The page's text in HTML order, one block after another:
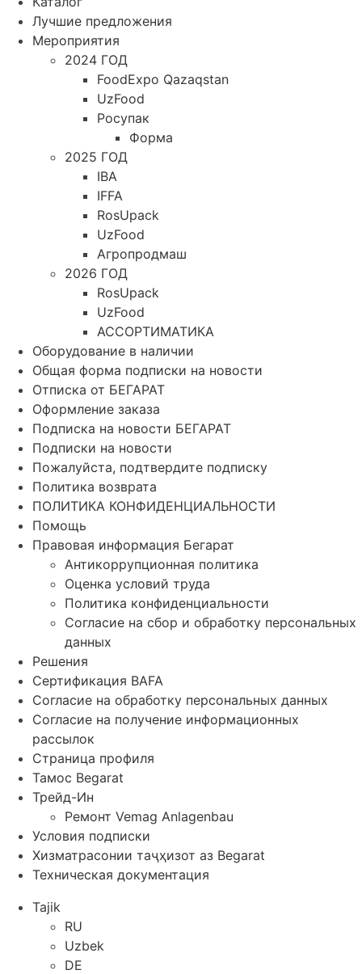
Лучшие предложения
Мероприятия
2024 ГОД
FoodExpo Qazaqstan
UzFood
Росупак
Форма
2025 ГОД
IBA
IFFA
RosUpack
UzFood
Агропродмаш
2026 ГОД
RosUpack
UzFood
АССОРТИМАТИКА
Оборудование в наличии
Общая форма подписки на новости
Отписка от БЕГАРАТ
Оформление заказа
Подписка на новости БЕГАРАТ
Подписки на новости
Пожалуйста, подтвердите подписку
Политика возврата
ПОЛИТИКА КОНФИДЕНЦИАЛЬНОСТИ
Помощь
Правовая информация Бегарат
Антикоррупционная политика
Оценка условий труда
Политика конфиденциальности
Согласие на сбор и обработку персональных
данных
Решения
Сертификация BAFA
Согласие на обработку персональных данных
Согласие на получение информационных
рассылок
Страница профиля
Тамос Begarat
Трейд-Ин
Ремонт Vemag Anlagenbau
Условия подписки
Хизматрасонии таҷҳизот аз Begarat
Техническая документация
Tajik
RU
Uzbek
DE